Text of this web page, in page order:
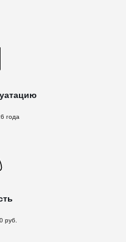
года
руб.